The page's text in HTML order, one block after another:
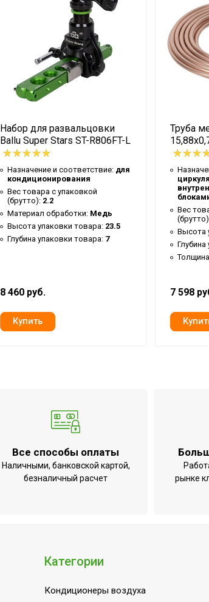
Настенный
Панель
Коралловый
Набор для развальцовки
Ballu Super Stars ST-R806FT-L
Назначение и соответствие: для
кондиционирования
Вес товара с упаковкой
(брутто): 2.2
Материал обработки: Медь
Высота упаковки товара: 23.5
Глубина упаковки товара: 7
8 460 руб.
Труба
Вес
Высота
7 598
Все способы оплаты
Наличными, банковской картой,
безналичный расчет
рынке
Категории
Кондиционеры воздуха